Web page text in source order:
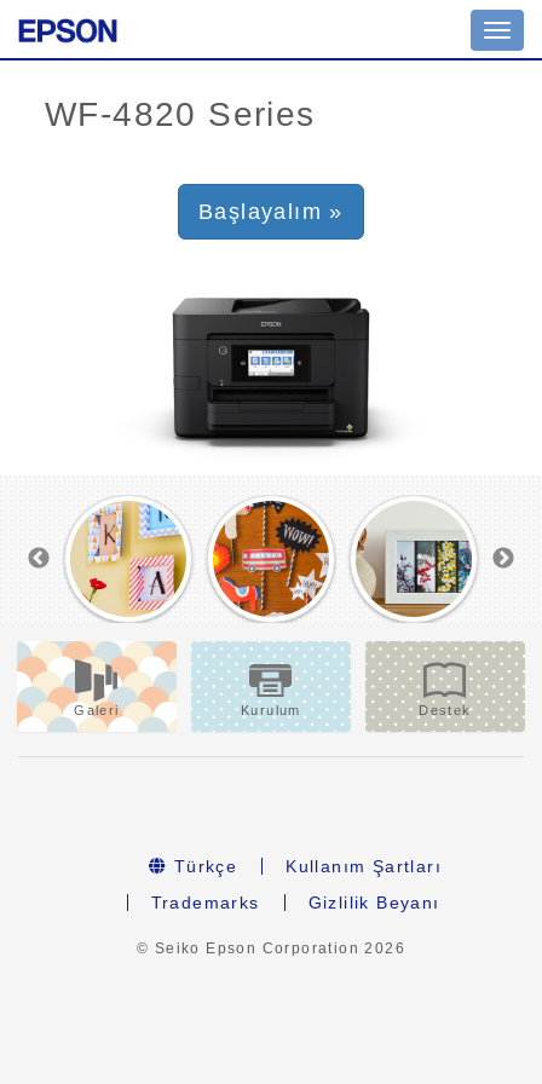
Başlayalım »
Galeri Kurulum Destek
Türkçe
Kullanım Şartları
Trademarks
Gizlilik Beyanı
© Seiko Epson Corporation2026